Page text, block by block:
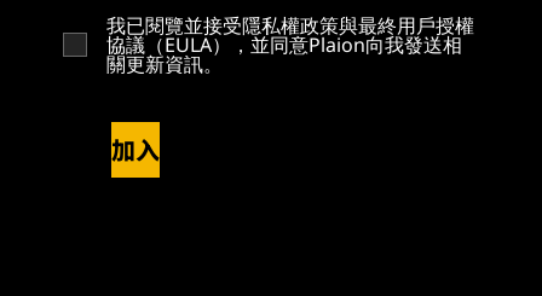
我已閱覽並接受隱私權政策與最終用戶授權
協議（EULA），並同意Plaion向我發送相
關更新資訊。
加入